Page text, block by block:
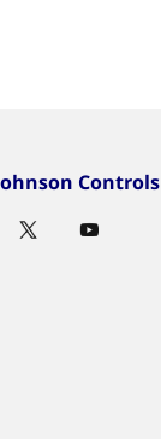
Controls